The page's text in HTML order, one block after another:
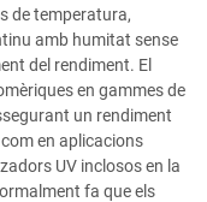
de temperatura,
amb humitat sense
del rendiment. El
en gammes de
un rendiment
en aplicacions
UV inclosos en la
fa que els